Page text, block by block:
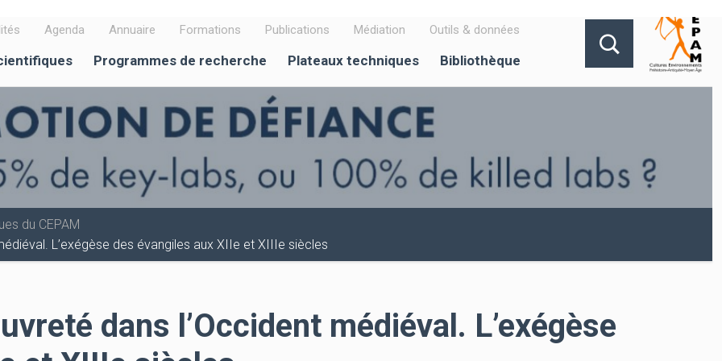
Agenda Annuaire Formations Publications Médiation Outils & données
Programmes de recherche Plateaux techniques Bibliothèque
du CEPAM
L’exégèse des évangiles aux XIIe et XIIIe siècles
dans l’Occident médiéval. L’exégèse